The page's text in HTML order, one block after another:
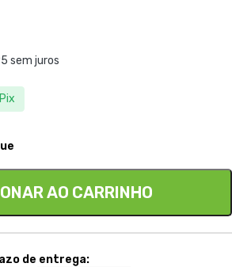
sem juros
AO CARRINHO
de entrega: